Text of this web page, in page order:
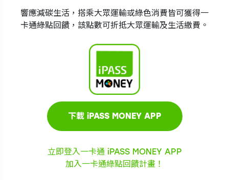
響應減碳生活，搭乘大眾運輸或綠色消費皆可獲得一
卡通綠點回饋，該點數可折抵大眾運輸及生活繳費。
立即登入一卡通 iPASS MONEY APP
加入一卡通綠點回饋計畫！